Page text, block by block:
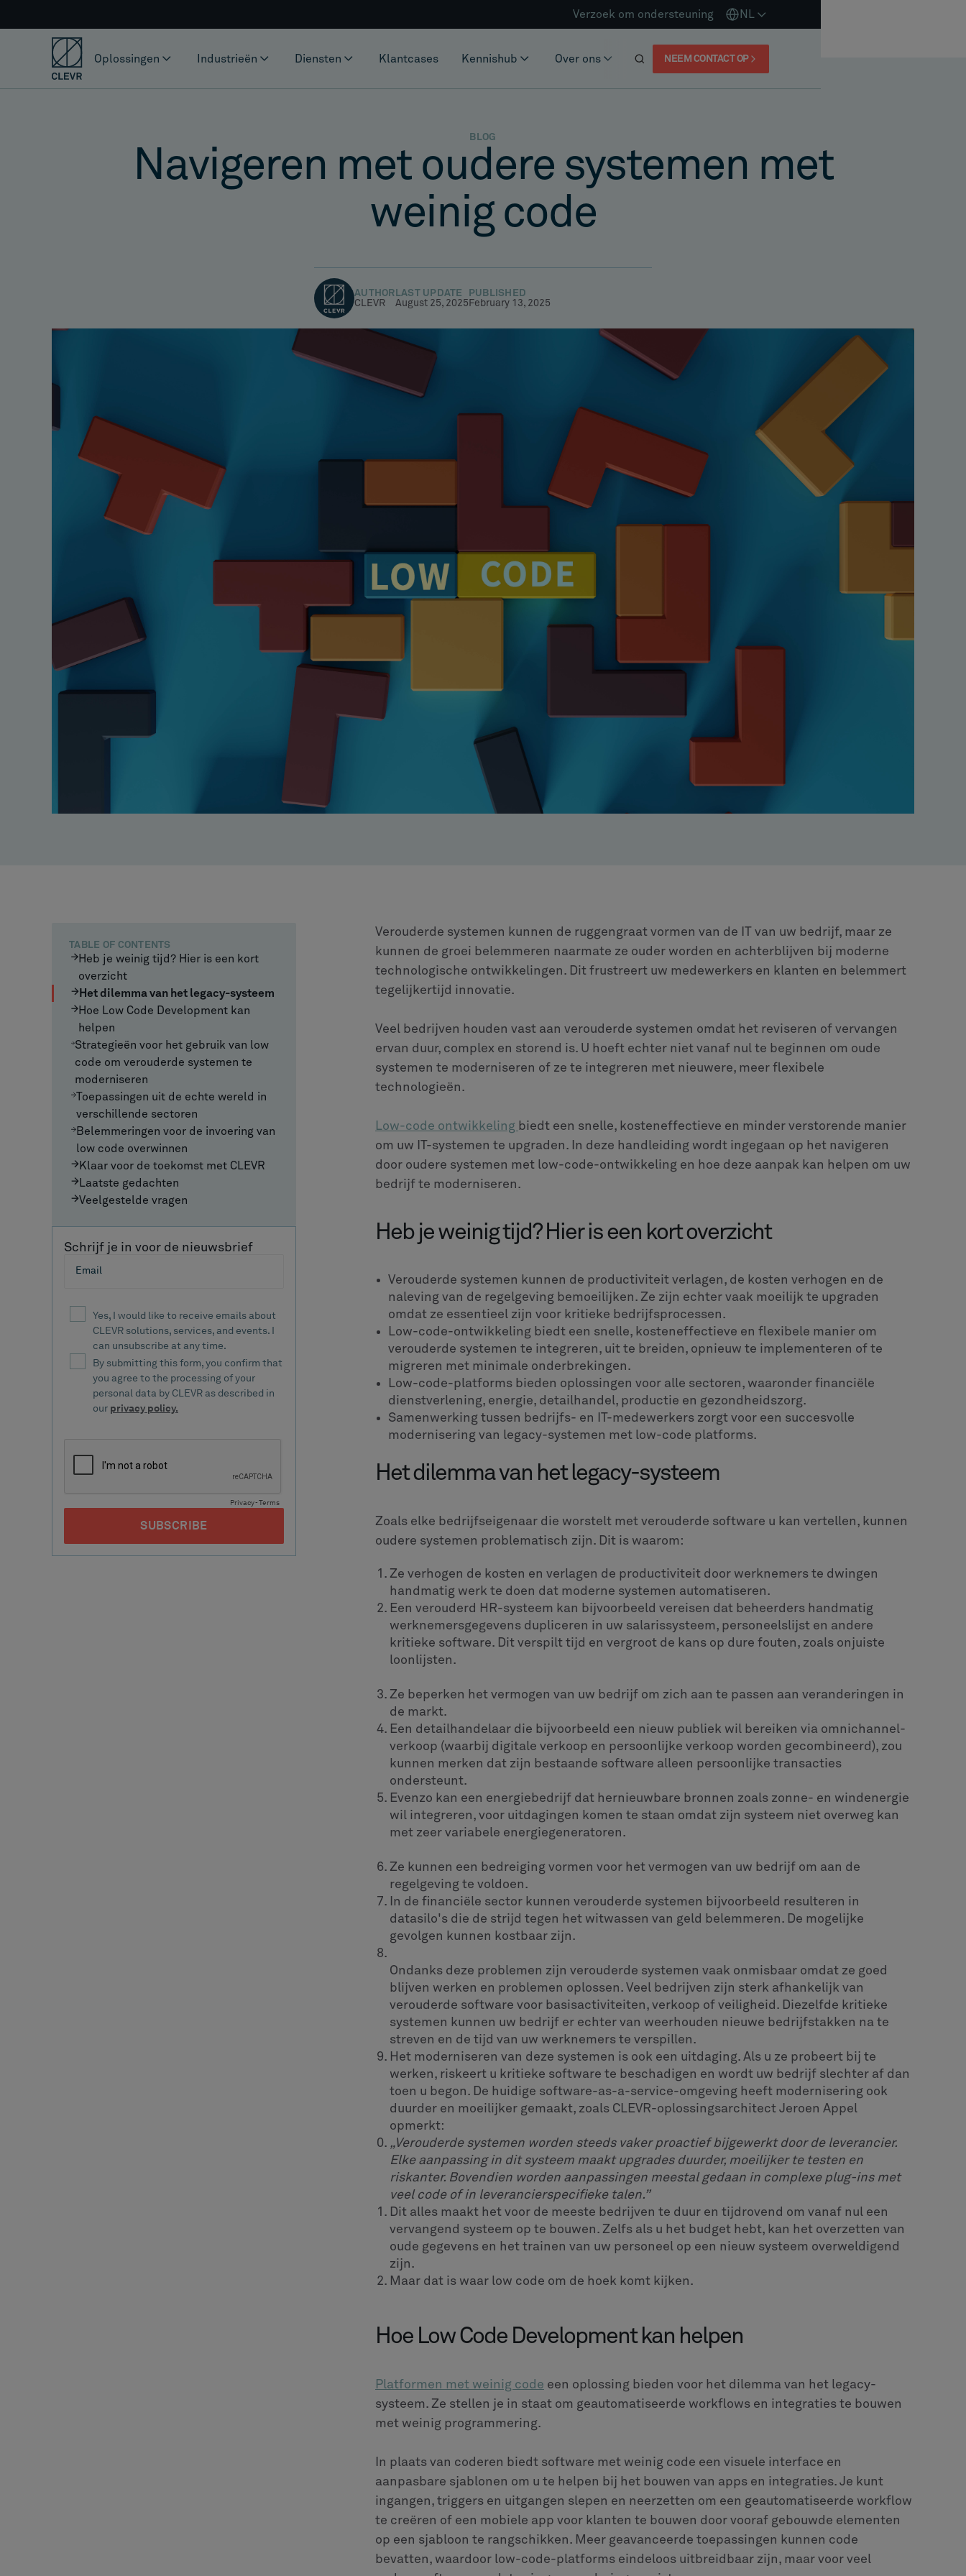
Verzoek om ondersteuning NL
Oplossingen Industrieën Diensten Klantcases Kennishub Over ons NEEM CONTACT OP
BLOG
Navigeren met oudere systemen met
weinig code
AUTHOR
CLEVR
LAST UPDATE
August 25, 2025
PUBLISHED
February 13, 2025
TABLE OF CONTENTS
Heb je weinig tijd? Hier is een kort
overzicht
Het dilemma van het legacy-systeem
Hoe Low Code Development kan
helpen
Strategieën voor het gebruik van low
code om verouderde systemen te
moderniseren
Toepassingen uit de echte wereld in
verschillende sectoren
Belemmeringen voor de invoering van
low code overwinnen
Klaar voor de toekomst met CLEVR
Laatste gedachten
Veelgestelde vragen
Schrijf je in voor de nieuwsbrief
Verouderde systemen kunnen de ruggengraat vormen van de IT van uw bedrijf, maar ze
kunnen de groei belemmeren naarmate ze ouder worden en achterblijven bij moderne
technologische ontwikkelingen. Dit frustreert uw medewerkers en klanten en belemmert
tegelijkertijd innovatie.
Veel bedrijven houden vast aan verouderde systemen omdat het reviseren of vervangen
ervan duur, complex en storend is. U hoeft echter niet vanaf nul te beginnen om oude
systemen te moderniseren of ze te integreren met nieuwere, meer flexibele
technologieën.
Low-code ontwikkeling biedt een snelle, kosteneffectieve en minder verstorende manier
om uw IT-systemen te upgraden. In deze handleiding wordt ingegaan op het navigeren
door oudere systemen met low-code-ontwikkeling en hoe deze aanpak kan helpen om uw
bedrijf te moderniseren.
Heb je weinig tijd? Hier is een kort overzicht
Verouderde systemen kunnen de productiviteit verlagen, de kosten verhogen en de
naleving van de regelgeving bemoeilijken. Ze zijn echter vaak moeilijk te upgraden
omdat ze essentieel zijn voor kritieke bedrijfsprocessen.
Low-code-ontwikkeling biedt een snelle, kosteneffectieve en flexibele manier om
verouderde systemen te integreren, uit te breiden, opnieuw te implementeren of te
migreren met minimale onderbrekingen.
Low-code-platforms bieden oplossingen voor alle sectoren, waaronder financiële
dienstverlening, energie, detailhandel, productie en gezondheidszorg.
Samenwerking tussen bedrijfs- en IT-medewerkers zorgt voor een succesvolle
modernisering van legacy-systemen met low-code platforms.
Het dilemma van het legacy-systeem
Zoals elke bedrijfseigenaar die worstelt met verouderde software u kan vertellen, kunnen
oudere systemen problematisch zijn. Dit is waarom:
Ze verhogen de kosten en verlagen de productiviteit door werknemers te dwingen
handmatig werk te doen dat moderne systemen automatiseren.
Een verouderd HR-systeem kan bijvoorbeeld vereisen dat beheerders handmatig
werknemersgegevens dupliceren in uw salarissysteem, personeelslijst en andere
kritieke software. Dit verspilt tijd en vergroot de kans op dure fouten, zoals onjuiste
loonlijsten.
Ze beperken het vermogen van uw bedrijf om zich aan te passen aan veranderingen in
de markt.
Een detailhandelaar die bijvoorbeeld een nieuw publiek wil bereiken via omnichannel-
verkoop (waarbij digitale verkoop en persoonlijke verkoop worden gecombineerd), zou
kunnen merken dat zijn bestaande software alleen persoonlijke transacties
ondersteunt.
Evenzo kan een energiebedrijf dat hernieuwbare bronnen zoals zonne- en windenergie
wil integreren, voor uitdagingen komen te staan omdat zijn systeem niet overweg kan
met zeer variabele energiegeneratoren.
Ze kunnen een bedreiging vormen voor het vermogen van uw bedrijf om aan de
regelgeving te voldoen.
In de financiële sector kunnen verouderde systemen bijvoorbeeld resulteren in
datasilo's die de strijd tegen het witwassen van geld belemmeren. De mogelijke
gevolgen kunnen kostbaar zijn.
Ondanks deze problemen zijn verouderde systemen vaak onmisbaar omdat ze goed
blijven werken en problemen oplossen. Veel bedrijven zijn sterk afhankelijk van
verouderde software voor basisactiviteiten, verkoop of veiligheid. Diezelfde kritieke
systemen kunnen uw bedrijf er echter van weerhouden nieuwe bedrijfstakken na te
streven en de tijd van uw werknemers te verspillen.
Het moderniseren van deze systemen is ook een uitdaging. Als u ze probeert bij te
werken, riskeert u kritieke software te beschadigen en wordt uw bedrijf slechter af dan
toen u begon. De huidige software-as-a-service-omgeving heeft modernisering ook
duurder en moeilijker gemaakt, zoals CLEVR-oplossingsarchitect Jeroen Appel
opmerkt:
„Verouderde systemen worden steeds vaker proactief bijgewerkt door de leverancier.
Elke aanpassing in dit systeem maakt upgrades duurder, moeilijker te testen en
riskanter. Bovendien worden aanpassingen meestal gedaan in complexe plug-ins met
veel code of in leverancierspecifieke talen.”
Dit alles maakt het voor de meeste bedrijven te duur en tijdrovend om vanaf nul een
vervangend systeem op te bouwen. Zelfs als u het budget hebt, kan het overzetten van
oude gegevens en het trainen van uw personeel op een nieuw systeem overweldigend
zijn.
Maar dat is waar low code om de hoek komt kijken.
Hoe Low Code Development kan helpen
Platformen met weinig code een oplossing bieden voor het dilemma van het legacy-
systeem. Ze stellen je in staat om geautomatiseerde workflows en integraties te bouwen
met weinig programmering.
In plaats van coderen biedt software met weinig code een visuele interface en
aanpasbare sjablonen om u te helpen bij het bouwen van apps en integraties. Je kunt
ingangen, triggers en uitgangen slepen en neerzetten om een geautomatiseerde workflow
te creëren of een mobiele app voor klanten te bouwen door vooraf gebouwde elementen
op een sjabloon te rangschikken. Meer geavanceerde toepassingen kunnen code
bevatten, waardoor low-code-platforms eindeloos uitbreidbaar zijn, maar voor veel